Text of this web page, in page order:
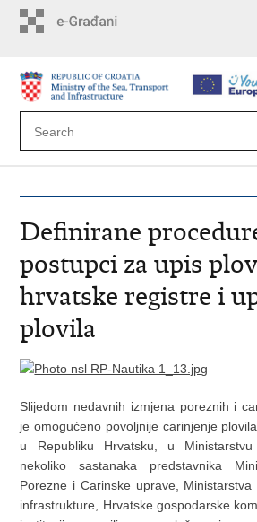
Definirane
postupci za upis
hrvatske registre i
plovila
Slijedom nedavnih izmjena poreznih i
je omogućeno povoljnije carinjenje
u Republiku Hrvatsku, u
nekoliko sastanaka predstavnika
Porezne i Carinske uprave,
infrastrukture, Hrvatske gospodarske